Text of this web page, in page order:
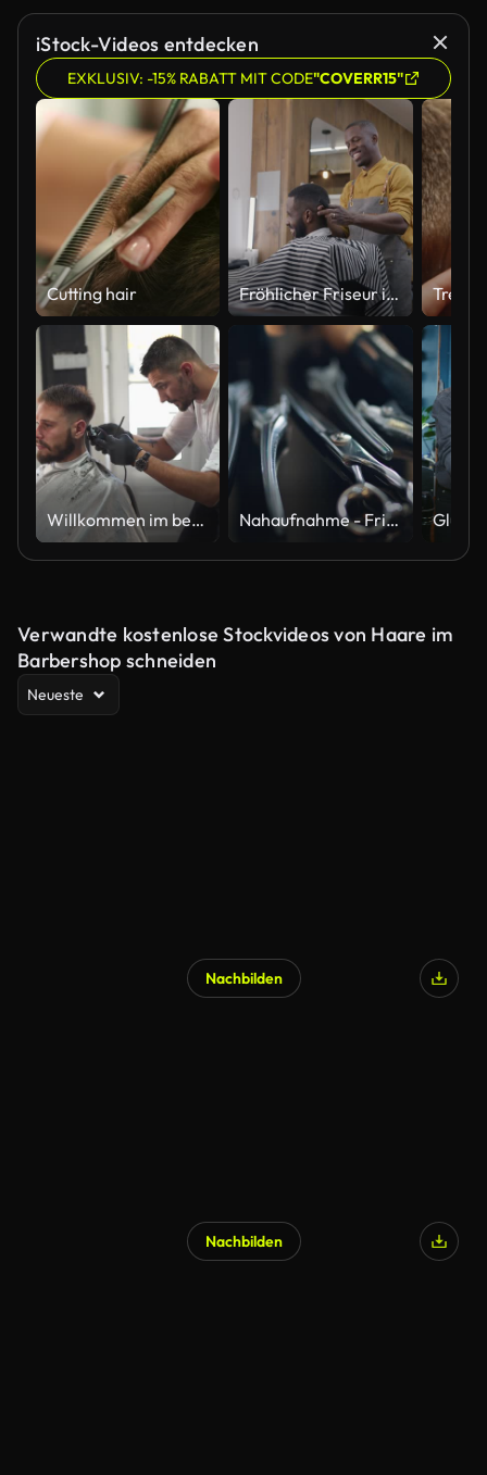
iStock-Videos entdecken
EXKLUSIV: -15% RABATT MIT CODE"COVERR15"
Cutting hair Fröhlicher Friseur in Schürze, der mit Kunden arbeitet, die Haare drinnen im modernen Friseursalon rasieren
Willkommen im besten Friseurladen in Ihrer Stadt! Nahaufnahme - Friseurschere und Friseurzubehör im Friseursalon, Professionelle Werkzeuge für den Haarschnitt im Friseursalon. Friseur-Konzept
Verwandte kostenlose Stockvideos von Haare im
Barbershop schneiden
Neueste
Nachbilden
Nachbilden